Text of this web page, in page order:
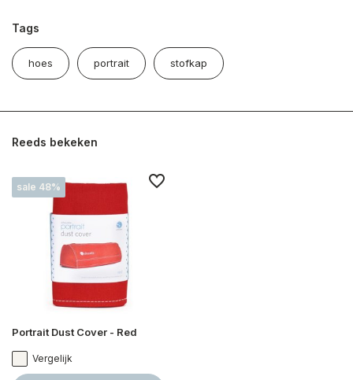
Tags
hoes portrait stofkap
Reeds bekeken
sale 48%
Portrait Dust Cover - Red
Vergelijk